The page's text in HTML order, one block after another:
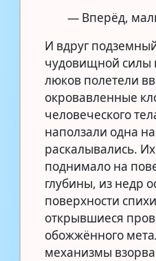
— Вперёд,
И вдруг
чудовищной силы
люков полетели
окровавленные
человеческого
наползали одна
раскалывались.
поднимало на
глубины, из недр
поверхности
открывшиеся
обожжённого
механизмы